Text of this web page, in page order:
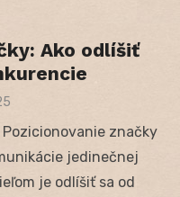
Ako odlíšiť
značky
jedinečnej
je odlíšiť sa od